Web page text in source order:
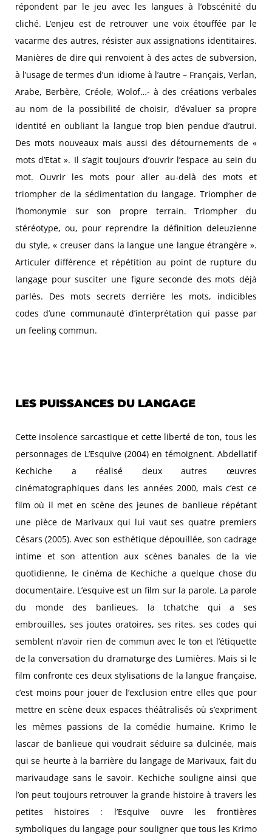
répondent par le jeu avec les langues à l’obscénité du
cliché. L’enjeu est de retrouver une voix étouffée par le
vacarme des autres, résister aux assignations identitaires.
Manières de dire qui renvoient à des actes de subversion,
à l’usage de termes d’un idiome à l’autre – Français, Verlan,
Arabe, Berbère, Créole, Wolof…- à des créations verbales
au nom de la possibilité de choisir, d’évaluer sa propre
identité en oubliant la langue trop bien pendue d’autrui.
Des mots nouveaux mais aussi des détournements de «
mots d’Etat ». Il s’agit toujours d’ouvrir l’espace au sein du
mot. Ouvrir les mots pour aller au-delà des mots et
triompher de la sédimentation du langage. Triompher de
l’homonymie sur son propre terrain. Triompher du
stéréotype, ou, pour reprendre la définition deleuzienne
du style, « creuser dans la langue une langue étrangère ».
Articuler différence et répétition au point de rupture du
langage pour susciter une figure seconde des mots déjà
parlés. Des mots secrets derrière les mots, indicibles
codes d’une communauté d’interprétation qui passe par
un feeling commun.
LES PUISSANCES DU LANGAGE
Cette insolence sarcastique et cette liberté de ton, tous les
personnages de L’Esquive (2004) en témoignent. Abdellatif
Kechiche a réalisé deux autres œuvres
cinématographiques dans les années 2000, mais c’est ce
film où il met en scène des jeunes de banlieue répétant
une pièce de Marivaux qui lui vaut ses quatre premiers
Césars (2005). Avec son esthétique dépouillée, son cadrage
intime et son attention aux scènes banales de la vie
quotidienne, le cinéma de Kechiche a quelque chose du
documentaire. L’esquive est un film sur la parole. La parole
du monde des banlieues, la tchatche qui a ses
embrouilles, ses joutes oratoires, ses rites, ses codes qui
semblent n’avoir rien de commun avec le ton et l’étiquette
de la conversation du dramaturge des Lumières. Mais si le
film confronte ces deux stylisations de la langue française,
c’est moins pour jouer de l’exclusion entre elles que pour
mettre en scène deux espaces théâtralisés où s’expriment
les mêmes passions de la comédie humaine. Krimo le
lascar de banlieue qui voudrait séduire sa dulcinée, mais
qui se heurte à la barrière du langage de Marivaux, fait du
marivaudage sans le savoir. Kechiche souligne ainsi que
l’on peut toujours retrouver la grande histoire à travers les
petites histoires : l’Esquive ouvre les frontières
symboliques du langage pour souligner que tous les Krimo